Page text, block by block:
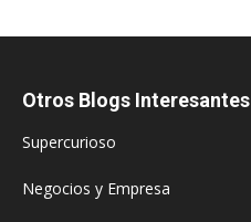
Otros Blogs Interesantes
Supercurioso
Negocios y Empresa